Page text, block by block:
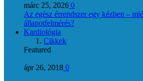
márc 25, 2026 0
Az egész érrendszer egy kézben –
állapotfelmérés?
Kardiológia
Cikkek
Featured
ápr 26, 2018 0